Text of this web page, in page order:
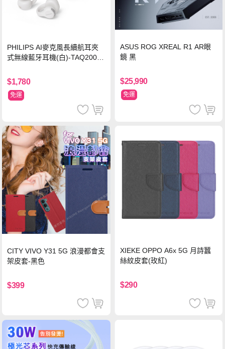
PHILIPS AI麥克風長續航耳夾
式無線藍牙耳機(白)-TAQ2000
$1,780
免運
ASUS ROG XREAL R1 AR眼
鏡 黑
$25,990
免運
CITY VIVO Y31 5G 浪漫都會支
架皮套-黑色
$399
XIEKE OPPO A6x 5G 月詩蠶
絲紋皮套(玫紅)
$290